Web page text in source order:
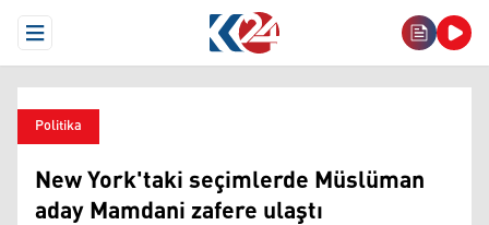
Open Menu
Politika
New York'taki seçimlerde Müslüman
aday Mamdani zafere ulaştı